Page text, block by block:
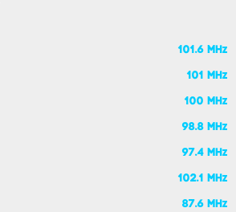
101.6 MHz
101 MHz
100 MHz
98.8 MHz
97.4 MHz
102.1 MHz
87.6 MHz